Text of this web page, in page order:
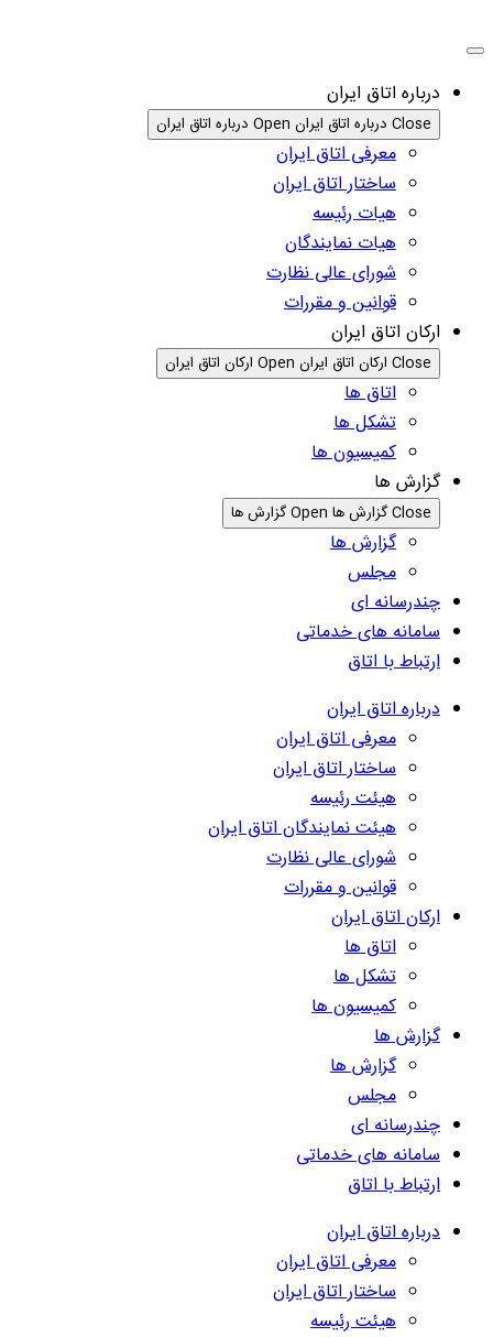
درباره اتاق ایران
Close درباره اتاق ایران Open درباره اتاق ایران
معرفی اتاق ایران
ساختار اتاق ایران
هیات رئیسه
هیات نمایندگان
شورای عالی نظارت
قوانین و مقررات
ارکان اتاق ایران
Close ارکان اتاق ایران Open ارکان اتاق ایران
اتاق ها
تشکل ها
کمیسیون ها
گزارش ها
Close گزارش ها Open گزارش ها
گزارش ها
مجلس
چندرسانه ای
سامانه های خدماتی
ارتباط با اتاق
درباره اتاق ایران
معرفی اتاق ایران
ساختار اتاق ایران
هیئت رئیسه
هیئت نمایندگان اتاق ایران
شورای عالی نظارت
قوانین و مقررات
ارکان اتاق ایران
اتاق ها
تشکل ها
کمیسیون ها
گزارش ها
گزارش ها
مجلس
چندرسانه ای
سامانه های خدماتی
ارتباط با اتاق
درباره اتاق ایران
معرفی اتاق ایران
ساختار اتاق ایران
هیئت رئیسه